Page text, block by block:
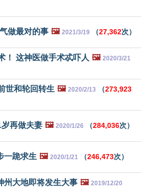
做最对的事 🖼️ 2021/3/19 （27,362次）
！ 这神医做手术忒吓人 🖼️ 2020/3/21
世和轮回转生 🖼️ 2020/2/13 （273,923
再做夫妻 🖼️ 2020/1/26 （284,036次）
一跪求生 🖼️ 2020/1/21 （246,473次）
州大地即将发生大事 🖼️ 2019/12/20